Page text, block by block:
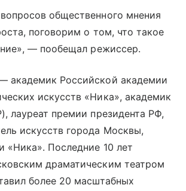
общественного мнения
поговорим о том, что такое
— пообещал режиссер.
академик Российской академии
искусств «Ника», академик
лауреат премии президента РФ,
искусств города Москвы,
«Ника». Последние 10 лет
драматическим театром
более 20 масштабных